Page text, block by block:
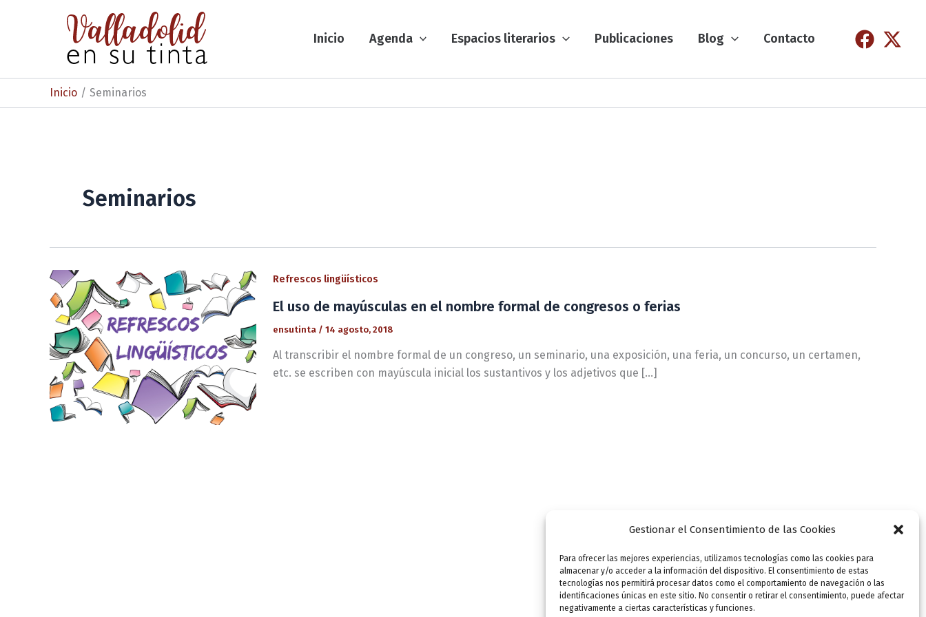
Gestionar el Consentimiento de las Cookies
Para ofrecer las mejores experiencias, utilizamos tecnologías como las cookies para
almacenar y/o acceder a la información del dispositivo. El consentimiento de estas
tecnologías nos permitirá procesar datos como el comportamiento de navegación o las
identificaciones únicas en este sitio. No consentir o retirar el consentimiento, puede afectar
negativamente a ciertas características y funciones.
Inicio Agenda Espacios literarios Publicaciones Blog Contacto
Inicio Seminarios
Seminarios
Refrescos lingüísticos
El uso de mayúsculas en el nombre formal de congresos o ferias
ensutinta / 14 agosto, 2018
Al transcribir el nombre formal de un congreso, un seminario, una exposición, una feria, un concurso, un certamen,
etc. se escriben con mayúscula inicial los sustantivos y los adjetivos que […]